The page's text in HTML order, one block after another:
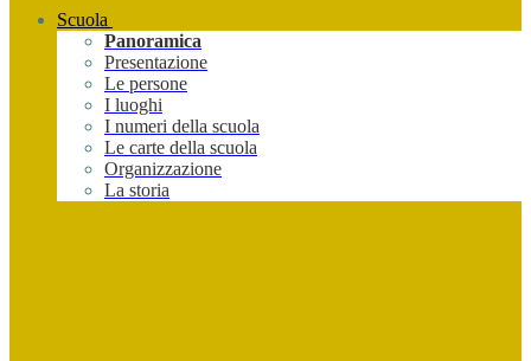
Scuola
Panoramica
Presentazione
Le persone
I luoghi
I numeri della scuola
Le carte della scuola
Organizzazione
La storia